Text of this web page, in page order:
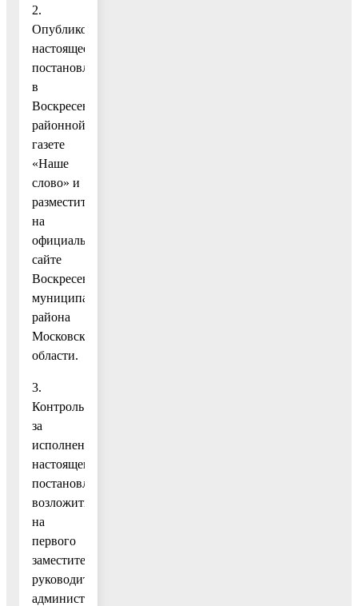
2.
Опубликовать
настоящее
постановление
в
Воскресенской
районной
газете
«Наше
слово» и
разместить
на
официальном
сайте
Воскресенского
муниципального
района
Московской
области.
3.
Контроль
за
исполнением
настоящего
постановления
возложить
на
первого
заместителя
руководителя
администрации